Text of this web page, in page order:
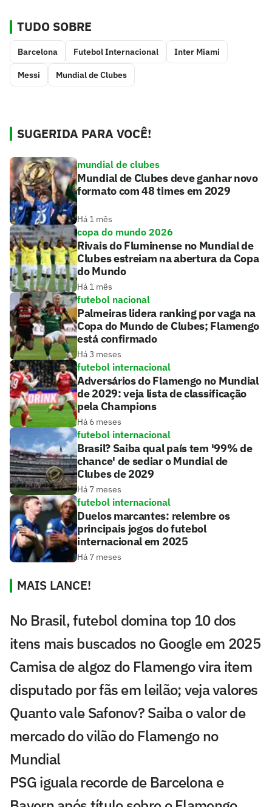
TUDO SOBRE
Barcelona Futebol Internacional Inter Miami
Messi Mundial de Clubes
SUGERIDA PARA VOCÊ!
mundial de clubes
Mundial de Clubes deve ganhar novo
formato com 48 times em 2029
Há 1 mês
copa do mundo 2026
Rivais do Fluminense no Mundial de
Clubes estreiam na abertura da Copa
do Mundo
Há 1 mês
futebol nacional
Palmeiras lidera ranking por vaga na
Copa do Mundo de Clubes; Flamengo
está confirmado
Há 3 meses
futebol internacional
Adversários do Flamengo no Mundial
de 2029: veja lista de classificação
pela Champions
Há 6 meses
futebol internacional
Brasil? Saiba qual país tem '99% de
chance' de sediar o Mundial de
Clubes de 2029
Há 7 meses
futebol internacional
Duelos marcantes: relembre os
principais jogos do futebol
internacional em 2025
Há 7 meses
MAIS LANCE!
No Brasil, futebol domina top 10 dos
itens mais buscados no Google em 2025
Camisa de algoz do Flamengo vira item
disputado por fãs em leilão; veja valores
Quanto vale Safonov? Saiba o valor de
mercado do vilão do Flamengo no
Mundial
PSG iguala recorde de Barcelona e